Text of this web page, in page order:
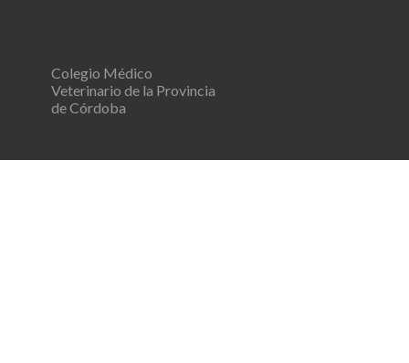
Colegio Médico
Veterinario de la Provincia
de Córdoba